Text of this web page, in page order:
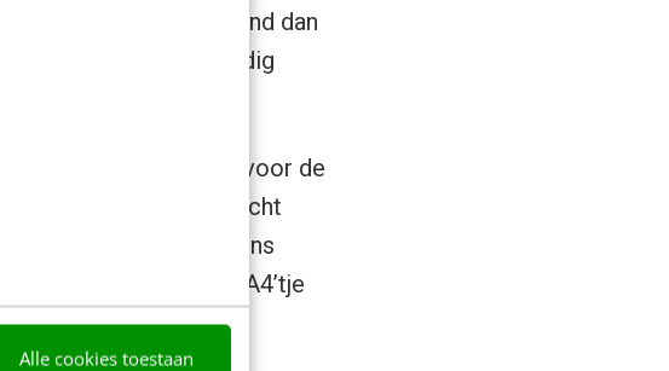
Alle cookies toestaan
zouden we iemand dan
praktijk nauwelijks nodig
en in het echt goed voor de
en de overtuigingskracht
en waarom jij bij ons
dan één saai A4’tje
persoon, niet de